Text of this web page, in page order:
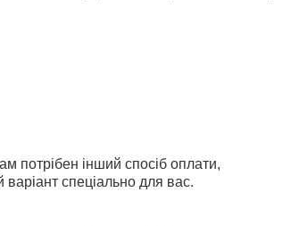
потрібен інший спосіб оплати,
спеціально для вас.